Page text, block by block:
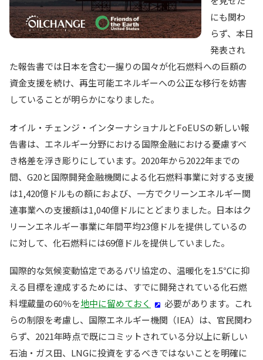
にも関わ
らず、本日
発表され
た報告書では日本を含む一握りの国々が化石燃料への巨額の
資金支援を続け、再生可能エネルギーへの公正な移行を妨害
していることが明らかになりました。
オイル・チェンジ・インターナショナルとFoEUSの新しい報
告書は、エネルギー分野における国際金融における憂慮すべ
き格差を浮き彫りにしています。2020年から2022年までの
間、G20と国際開発金融機関による化石燃料事業に対する支援
は1,420億ドルもの額におよび、一方でクリーンエネルギー関
連事業への支援額は1,040億ドルにとどまりました。日本はク
リーンエネルギー事業に年間平均23億ドルを提供しているの
に対して、化石燃料には69億ドルを提供していました。
国際的な気候変動協定であるパリ協定の、温暖化を1.5℃に抑
える目標を達成するためには、すでに開発されている化石燃
料埋蔵量の60％を地中に留めておく
必要があります。これ
らの制限を考慮し、国際エネルギー機関（IEA）は、官民関わ
らず、2021年時点で既にコミットされている分以上に新しい
石油・ガス田、LNGに投資をするべきではないことを明確に